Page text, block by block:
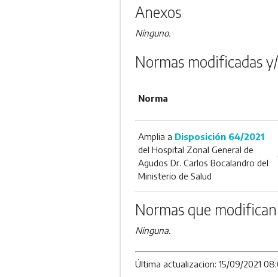
Anexos
Ninguno.
Normas modificadas
Norma
Amplia a Disposición 64/2021
del Hospital Zonal General de
Agudos Dr. Carlos Bocalandro del
Ministerio de Salud
Normas que
Ninguna.
Última actualizacion: 15/09/2021